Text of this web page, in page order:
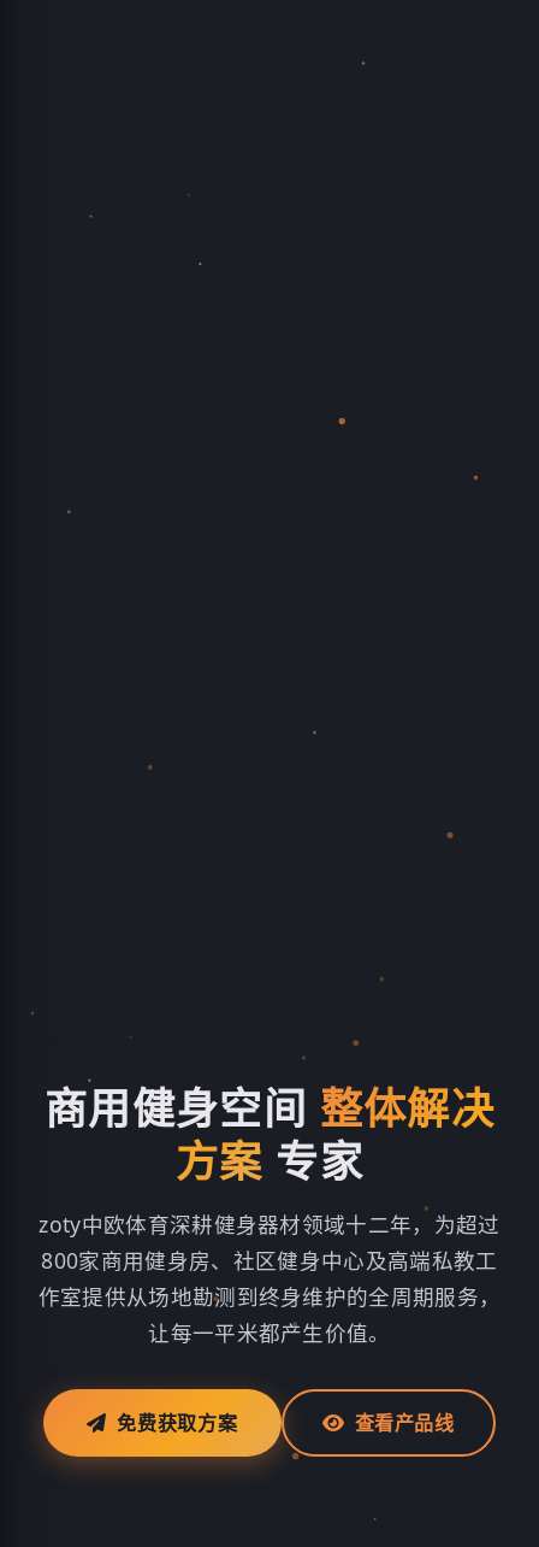
商用健身空间 整体解决
方案 专家
zoty中欧体育深耕健身器材领域十二年，为超过
800家商用健身房、社区健身中心及高端私教工
作室提供从场地勘测到终身维护的全周期服务，
让每一平米都产生价值。
免费获取方案 查看产品线